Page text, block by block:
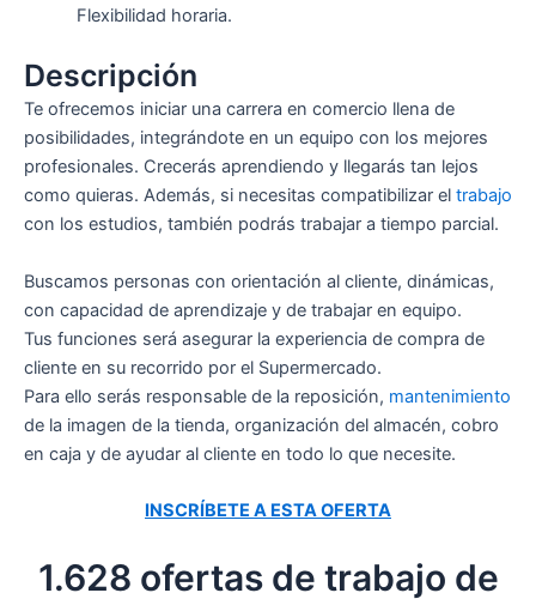
Flexibilidad horaria.
Descripción
Te ofrecemos iniciar una carrera en comercio llena de
posibilidades, integrándote en un equipo con los mejores
profesionales. Crecerás aprendiendo y llegarás tan lejos
como quieras. Además, si necesitas compatibilizar el trabajo
con los estudios, también podrás trabajar a tiempo parcial.
Buscamos personas con orientación al cliente, dinámicas,
con capacidad de aprendizaje y de trabajar en equipo.
Tus funciones será asegurar la experiencia de compra de
cliente en su recorrido por el Supermercado.
Para ello serás responsable de la reposición, mantenimiento
de la imagen de la tienda, organización del almacén, cobro
en caja y de ayudar al cliente en todo lo que necesite.
INSCRÍBETE A ESTA OFERTA
1.628 ofertas de trabajo de